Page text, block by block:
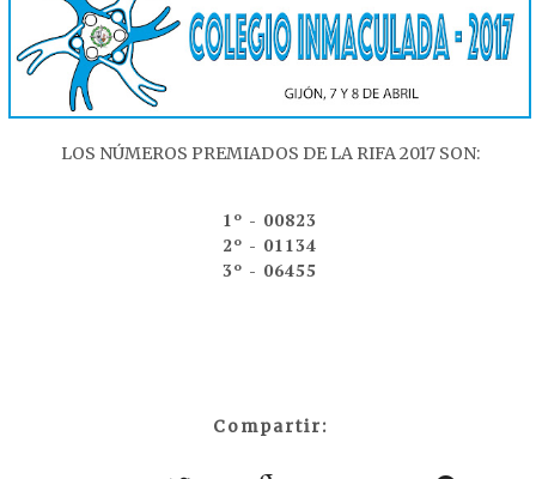
LOS NÚMEROS PREMIADOS DE LA RIFA 2017 SON:
1º - 00823
2º - 01134
3º - 06455
Compartir: